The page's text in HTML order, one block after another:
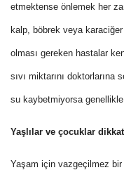
etmektense önlemek her
kalp, böbrek veya
olması gereken hastalar
sıvı miktarını doktorlarına
su kaybetmiyorsa genellikle
Yaşlılar ve çocuklar
Yaşam için vazgeçilmez